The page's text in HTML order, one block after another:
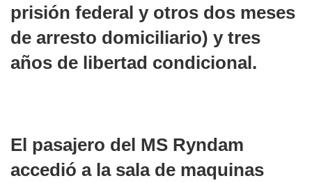
prisión federal y otros dos meses
de arresto domiciliario) y tres
años de libertad condicional.
El pasajero del MS Ryndam
accedió a la sala de maquinas